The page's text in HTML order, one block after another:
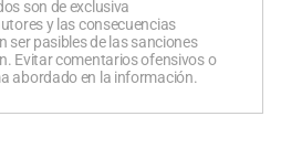
son de exclusiva
y las consecuencias
ser pasibles de las sanciones
Evitar comentarios ofensivos o
abordado en la información.